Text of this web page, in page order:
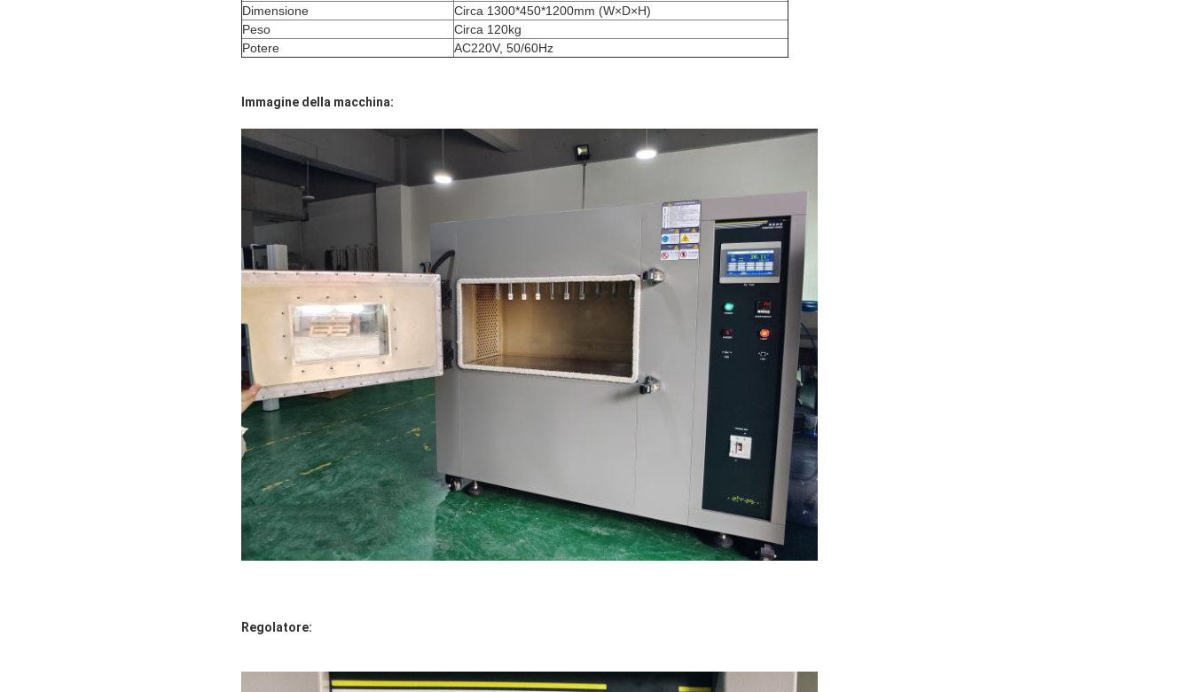
Dimensione
Circa 1300*450*1200mm (W×D×H)
Peso
Circa 120kg
Potere
AC220V, 50/60Hz
Immagine della macchina:
Regolatore: